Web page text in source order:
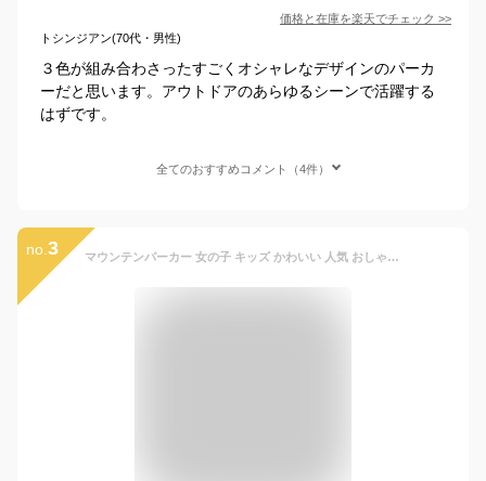
価格と在庫を楽天でチェック >>
トシンジアン(70代・男性)
３色が組み合わさったすごくオシャレなデザインのパーカ
ーだと思います。アウトドアのあらゆるシーンで活躍する
はずです。
全てのおすすめコメント（4件）
no. 3 マウンテンパーカー 女の子 キッズ かわいい 人気 おしゃれ おすすめ べビー服 キッズ服 羽織り アウター 韓国ファッション 韓国 秋冬 フード付き 子供服 マウンテン パーカー 90 100 110 120 130 140 1歳 2歳 3歳 4歳 5歳 6歳 上着 べビー ウインドブレーカー ダウン